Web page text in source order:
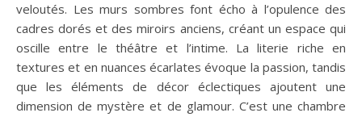
veloutés. Les murs sombres font écho à l’opulence des
cadres dorés et des miroirs anciens, créant un espace qui
oscille entre le théâtre et l’intime. La literie riche en
textures et en nuances écarlates évoque la passion, tandis
que les éléments de décor éclectiques ajoutent une
dimension de mystère et de glamour. C’est une chambre